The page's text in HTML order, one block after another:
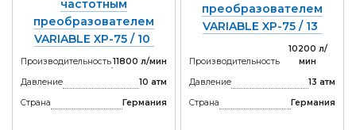
частотным
преобразователем
VARIABLE XP-75 / 10
Производительность11800 л/мин
Давление
10 атм
Страна
Германия
преобразователем
VARIABLE XP-75 / 13
Производительность
10200 л/
мин
Давление
13 атм
Страна
Германия